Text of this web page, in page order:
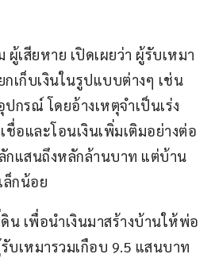
ผู้เสียหาย เปิดเผยว่า ผู้รับเหมา
กเก็บเงินในรูปแบบต่างๆ เช่น
กรณ์ โดยอ้างเหตุจำเป็นเร่ง
ชื่อและโอนเงินเพิ่มเติมอย่างต่อ
กแสนถึงหลักล้านบาท แต่บ้าน
ล็กน้อย
น เพื่อนำเงินมาสร้างบ้านให้พ่อ
บเหมารวมเกือบ 9.5 แสนบาท